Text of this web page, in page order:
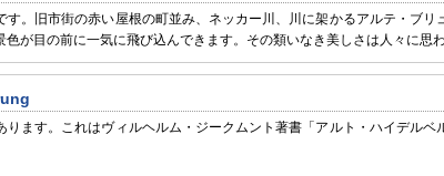
す。旧市街の赤い屋根の町並み、ネッカー川、川に架かるアルテ・ブリ
が目の前に一気に飛び込んできます。その類いなき美しさは人々に思
ります。これはヴィルヘルム・ジークムント著書「アルト・ハイデルベ